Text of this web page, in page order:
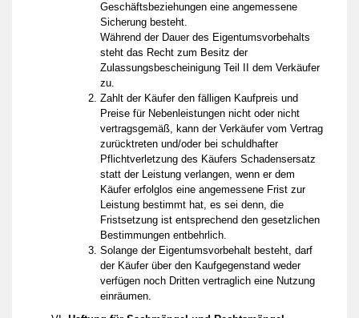
Geschäftsbeziehungen eine angemessene
Sicherung besteht.
Während der Dauer des Eigentumsvorbehalts
steht das Recht zum Besitz der
Zulassungsbescheinigung Teil II dem Verkäufer
zu.
Zahlt der Käufer den fälligen Kaufpreis und
Preise für Nebenleistungen nicht oder nicht
vertragsgemäß, kann der Verkäufer vom Vertrag
zurücktreten und/oder bei schuldhafter
Pflichtverletzung des Käufers Schadensersatz
statt der Leistung verlangen, wenn er dem
Käufer erfolglos eine angemessene Frist zur
Leistung bestimmt hat, es sei denn, die
Fristsetzung ist entsprechend den gesetzlichen
Bestimmungen entbehrlich.
Solange der Eigentumsvorbehalt besteht, darf
der Käufer über den Kaufgegenstand weder
verfügen noch Dritten vertraglich eine Nutzung
einräumen.